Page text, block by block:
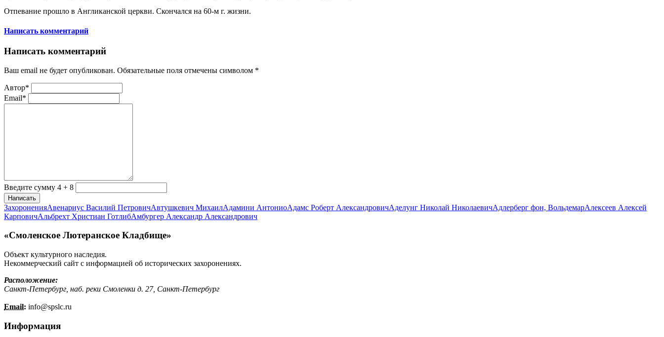
Отпевание прошло в Англиканской церкви. Скончался на 60-м г. жизни.
Написать комментарий
Написать комментарий
Ваш email не будет опубликован. Обязательные поля отмечены символом *
Автор*
Email*
Введите сумму 4 + 8
Написать
ЗахороненияАвенариус Василий ПетровичАвтушкевич МихаилАдамини АнтониоАдамс Роберт АлександровичАделунг Николай НиколаевичАдлерберг фон, ВольдемарАлексеев Алексей
КарповичАльбрехт Христиан ГотлибАмбургер Александр Александрович
«Смоленское Лютеранское Кладбище»
Объект культурного наследия.
Некоммерческий сайт с информацией об исторических захоронениях.
Расположение:
Санкт-Петербург, наб. реки Смоленки д. 27, Санкт-Петербург
Email: info@spslc.ru
Информация